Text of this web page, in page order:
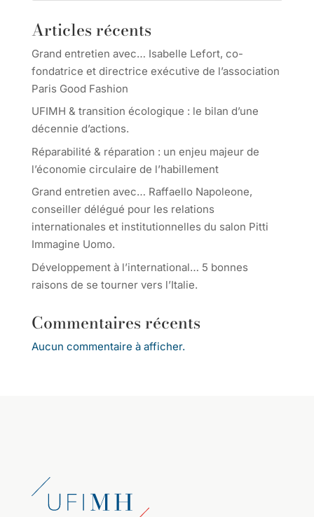
Articles récents
Grand entretien avec… Isabelle Lefort, co-
fondatrice et directrice exécutive de l’association
Paris Good Fashion
UFIMH & transition écologique : le bilan d’une
décennie d’actions.
Réparabilité & réparation : un enjeu majeur de
l’économie circulaire de l’habillement
Grand entretien avec… Raffaello Napoleone,
conseiller délégué pour les relations
internationales et institutionnelles du salon Pitti
Immagine Uomo.
Développement à l’international… 5 bonnes
raisons de se tourner vers l’Italie.
Commentaires récents
Aucun commentaire à afficher.